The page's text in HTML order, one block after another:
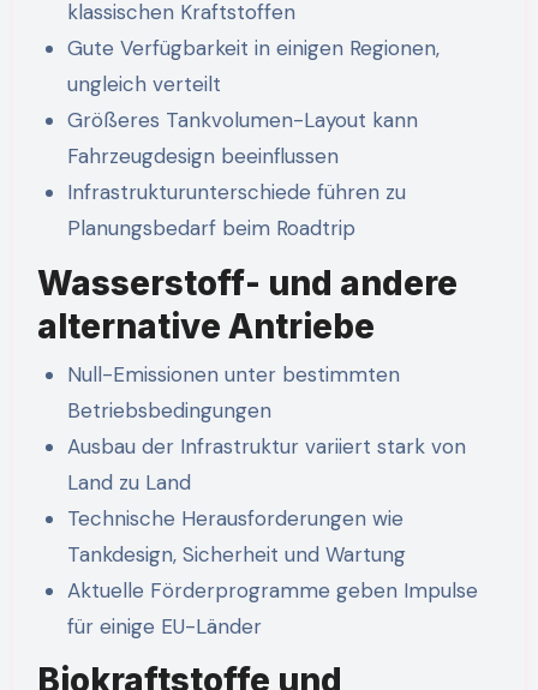
klassischen Kraftstoffen
Gute Verfügbarkeit in einigen Regionen,
ungleich verteilt
Größeres Tankvolumen-Layout kann
Fahrzeugdesign beeinflussen
Infrastrukturunterschiede führen zu
Planungsbedarf beim Roadtrip
Wasserstoff- und andere
alternative Antriebe
Null-Emissionen unter bestimmten
Betriebsbedingungen
Ausbau der Infrastruktur variiert stark von
Land zu Land
Technische Herausforderungen wie
Tankdesign, Sicherheit und Wartung
Aktuelle Förderprogramme geben Impulse
für einige EU-Länder
Biokraftstoffe und